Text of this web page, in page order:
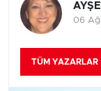
06
TÜM YAZARLAR